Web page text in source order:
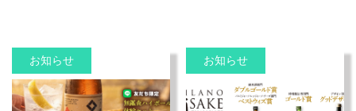
お知らせ お知らせ